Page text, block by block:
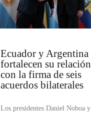
Ecuador y Argentina
fortalecen su relación
con la firma de seis
acuerdos bilaterales
Los presidentes Daniel Noboa y